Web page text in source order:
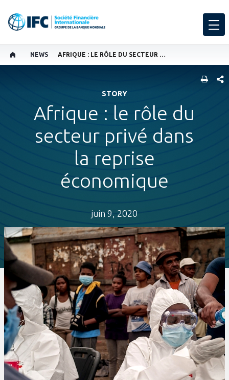
NEWS
STORY
Afrique : le rôle du
secteur privé dans
la reprise
économique
juin 9, 2020